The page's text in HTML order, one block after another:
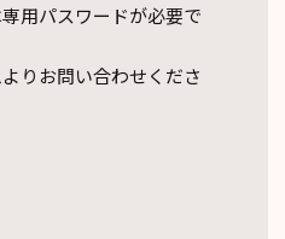
用パスワードが必要で
りお問い合わせくださ